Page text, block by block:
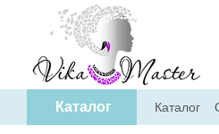
Перейти к основному контенту
Каталог Каталог